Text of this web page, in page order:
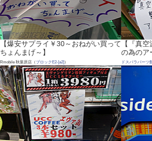
【爆安サプライ￥30～おねがい買って
ちょんまげ～】
Rmobile 秋葉原店（ブロックE2-[a2] ）
【『真
の為のア
ドスパラパーツ